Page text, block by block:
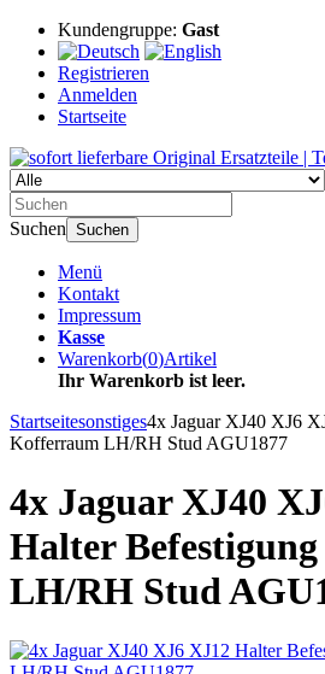
Kundengruppe: Gast
Registrieren
Anmelden
Startseite
Suchen Suchen
Menü
Kontakt
Impressum
Kasse
Warenkorb(0)Artikel
Ihr Warenkorb ist leer.
Startseitesonstiges4x Jaguar XJ40 XJ6
Kofferraum LH/RH Stud AGU1877
4x Jaguar XJ40
Halter
LH/RH Stud